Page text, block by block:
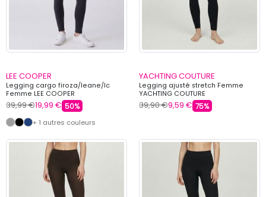
LEE COOPER
Legging cargo firoza/leane/lc
Femme LEE COOPER
39,99 €19,99 € 50%
+ 1 autres couleurs
YACHTING COUTURE
Legging ajusté stretch Femme
YACHTING COUTURE
39,90 €9,59 € 75%